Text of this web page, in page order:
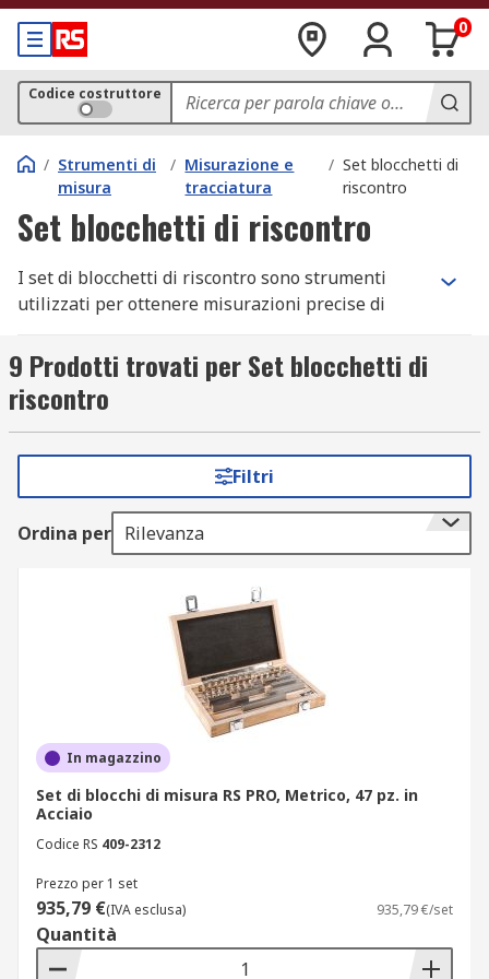
0
Codice costruttore
/ Strumenti di
misura
/ Misurazione e
tracciatura
/ Set blocchetti di
riscontro
Set blocchetti di riscontro
I set di blocchetti di riscontro sono strumenti
utilizzati per ottenere misurazioni precise di
di questi set si basa sull'impilamento di più
blocchetti insieme per ottenere la misura
desiderata.
Come funzionano i set di blocchetti di
riscontro
Ogni blocchetto di riscontro è realizzato con uno
garantire una superficie piana e uniforme.
I set di blocchetti di misurazione sono disponibili
in una varietà di blocchi standard, sia in unità
metriche che imperiali o in entrambe le
dimensioni. Ciò consente di creare combinazioni
di blocchi tali da ottenere una vasta gamma di
lunghezze e spessori.
misurazione vengono combinati utilizzando il
processo chiamato "strizzatura". Comporta lo
scorrimento di due blocchi l'uno contro l'altro, in
modo che le superfici ultra-piatte dei blocchetti
9 Prodotti trovati per Set blocchetti di
riscontro
Filtri
Ordina per Rilevanza
In magazzino
Set di blocchi di misura RS PRO, Metrico, 47 pz. in
Acciaio
Codice RS 409-2312
Prezzo per 1 set
935,79 €(IVA esclusa) 935,79 €/set
Quantità